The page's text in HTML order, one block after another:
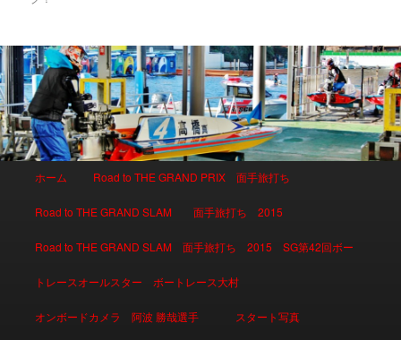
メインコンテンツへ移動
サブコンテンツへ移動
ホーム Road to THE GRAND PRIX 面手旅打ち
Road to THE GRAND SLAM 面手旅打ち 2015
Road to THE GRAND SLAM 面手旅打ち 2015 SG第42回ボー
トレースオールスター ボートレース大村
オンボードカメラ 阿波 勝哉選手 スタート写真